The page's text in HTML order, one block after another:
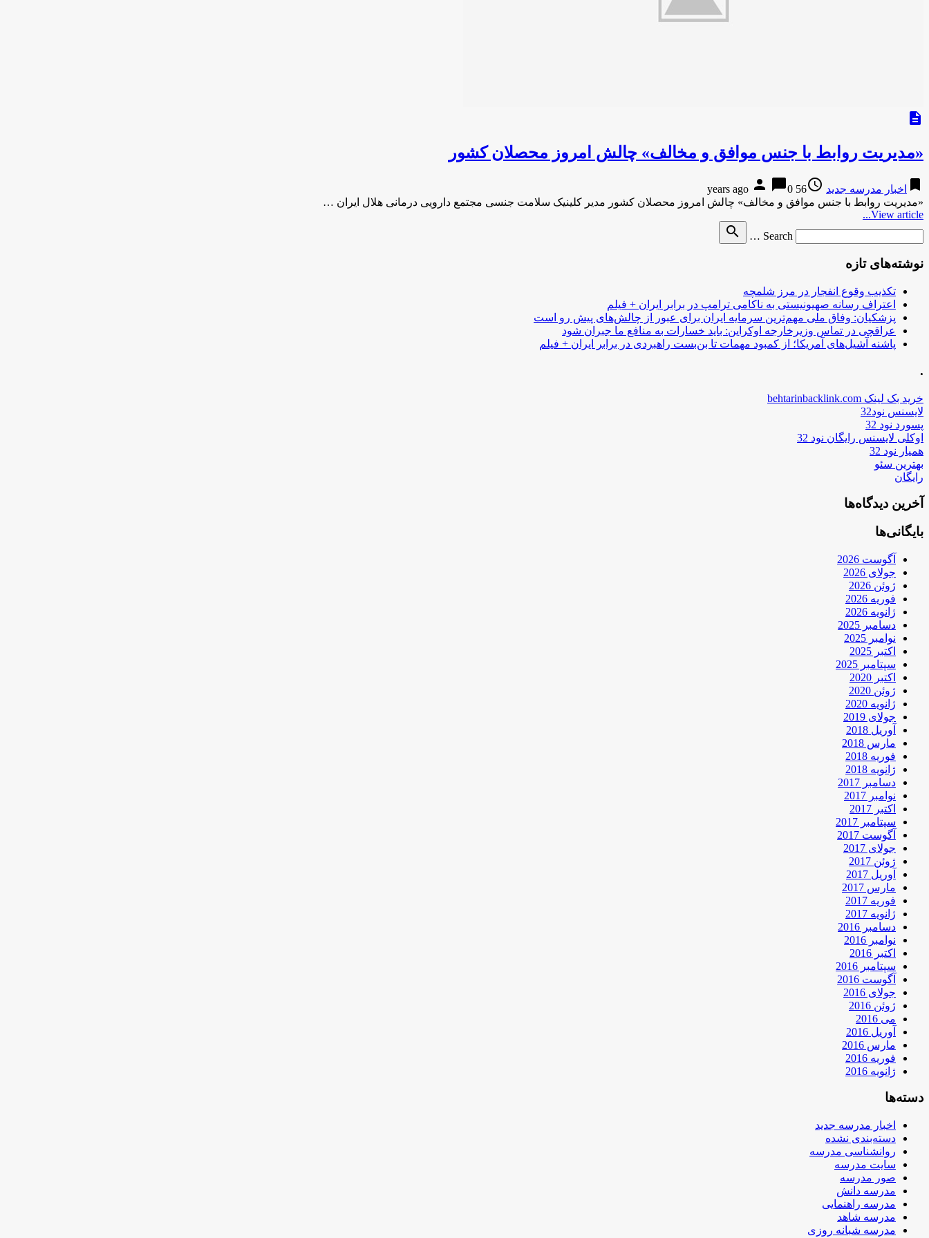
description
«مدیریت روابط با جنس موافق و مخالف» چالش امروز محصلان کشور
bookmark اخبار مدرسه جدید access_time
56 years ago
person chat_bubble0
«مدیریت روابط با جنس موافق و مخالف» چالش امروز محصلان کشور مدیر کلینیک سلامت جنسی مجتمع دارویی درمانی هلال ایران …
View article...
Search …
search
نوشته‌های تازه
تکذیب وقوع انفجار در مرز شلمچه
اعتراف رسانه صهیونیستی به ناکامی ترامپ در برابر ایران + فیلم
پزشکیان: وفاق ملی مهم‌ترین سرمایه ایران برای عبور از چالش‌های پیش رو است
عراقچی در تماس وزیرخارجه اوکراین: باید خسارات به منافع ما جبران شود
پاشنه آشیل‌های آمریکا؛ از کمبود مهمات تا بن‌بست راهبردی در برابر ایران + فیلم
.
خرید بک لینک behtarinbacklink.com
لایسنس نود32
پسورد نود 32
اوکلی لایسنس رایگان نود 32
همیار نود 32
بهترین سئو
رایگان
آخرین دیدگاه‌ها
بایگانی‌ها
آگوست 2026
جولای 2026
ژوئن 2026
فوریه 2026
ژانویه 2026
دسامبر 2025
نوامبر 2025
اکتبر 2025
سپتامبر 2025
اکتبر 2020
ژوئن 2020
ژانویه 2020
جولای 2019
آوریل 2018
مارس 2018
فوریه 2018
ژانویه 2018
دسامبر 2017
نوامبر 2017
اکتبر 2017
سپتامبر 2017
آگوست 2017
جولای 2017
ژوئن 2017
آوریل 2017
مارس 2017
فوریه 2017
ژانویه 2017
دسامبر 2016
نوامبر 2016
اکتبر 2016
سپتامبر 2016
آگوست 2016
جولای 2016
ژوئن 2016
می 2016
آوریل 2016
مارس 2016
فوریه 2016
ژانویه 2016
دسته‌ها
اخبار مدرسه جدید
دسته‌بندی نشده
روانشناسی مدرسه
سایت مدرسه
صور مدرسه
مدرسه دانش
مدرسه راهنمایی
مدرسه شاهد
مدرسه شبانه روزی